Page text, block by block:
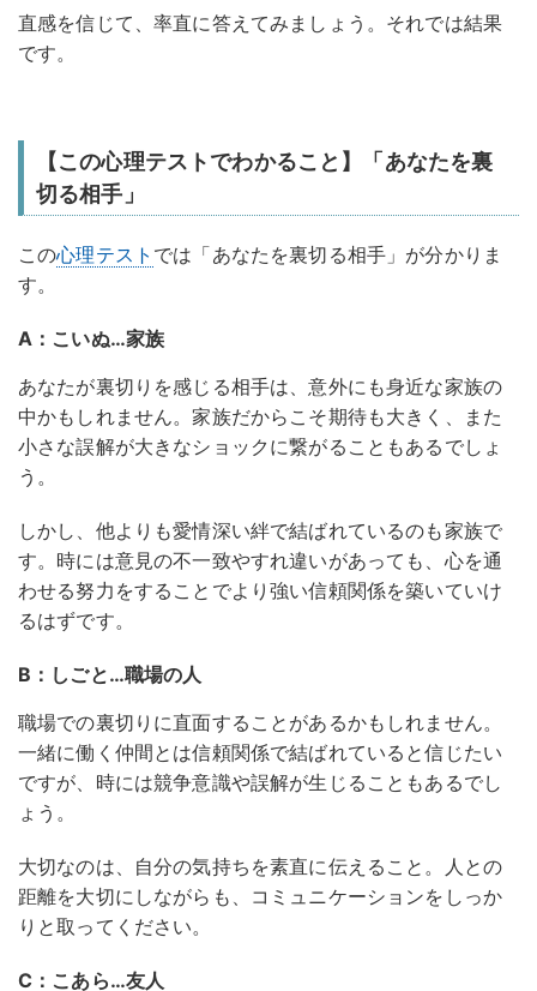
直感を信じて、率直に答えてみましょう。それでは結果
です。
【この心理テストでわかること】「あなたを裏
切る相手」
この心理テスト では「あなたを裏切る相手」が分かりま
す。
A：こいぬ…家族
あなたが裏切りを感じる相手は、意外にも身近な家族の
中かもしれません。家族だからこそ期待も大きく、また
小さな誤解が大きなショックに繋がることもあるでしょ
う。
しかし、他よりも愛情深い絆で結ばれているのも家族で
す。時には意見の不一致やすれ違いがあっても、心を通
わせる努力をすることでより強い信頼関係を築いていけ
るはずです。
B：しごと…職場の人
職場での裏切りに直面することがあるかもしれません。
一緒に働く仲間とは信頼関係で結ばれていると信じたい
ですが、時には競争意識や誤解が生じることもあるでし
ょう。
大切なのは、自分の気持ちを素直に伝えること。人との
距離を大切にしながらも、コミュニケーションをしっか
りと取ってください。
C：こあら…友人